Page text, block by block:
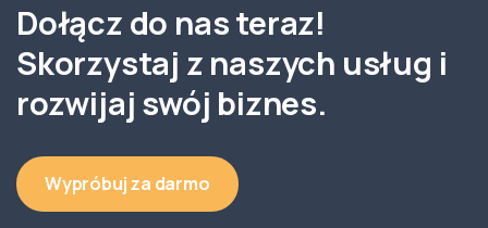
Dołącz do nas teraz!
Skorzystaj z naszych usług i
rozwijaj swój biznes.
Wypróbuj za darmo